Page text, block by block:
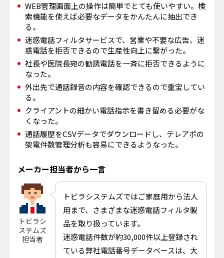
WEB管理画面上の操作は簡単でとても使いやすい。検
索機能を使えば必要なデータをかんたんに抽出でき
る。
迷惑電話フィルタサービスで、営業や不要な広告、迷
惑電話を拒否できるので生産性向上に繋がった。
社長や医院長宛の勧誘電話を一斉に拒否できるように
なった。
外出先で通話録音の内容を確認できるので重宝してい
る。
クライアントの細かい電話指示を書き留める必要がな
くなった。
通話履歴をCSVデータでダウンロードし、テレアポの
架電件数管理分析も容易にできるようなった。
メーカー担当者から一言
トビラシ
ステムズ
担当者
トビラシステムズではご家庭用から法人
用まで、さまざまな迷惑電話フィルタ製
品を取り扱っています。
迷惑電話件数が約30,000件以上登録され
ている弊社電話番号データベースは、大